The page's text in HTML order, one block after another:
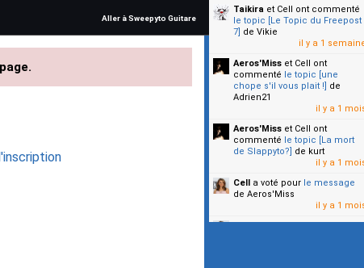
Aller à Sweepyto Guitare
Taikira et Cell ont commenté
le topic [Le Topic du Freepost
7] de Vikie
il y a 1
Aeros'Miss et Cell ont
commenté le topic [une
chope s'il vous plait !] de
Adrien21
il y a 1
Aeros'Miss et Cell ont
commenté le topic [La mort
de Slappyto?] de kurt
il y a 1
Cell a voté pour le message
de Aeros'Miss
il y a 1
Cella voté pourle message